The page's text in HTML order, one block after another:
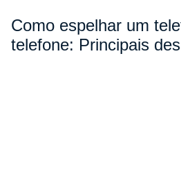
Como espelhar um
telefone: Principais